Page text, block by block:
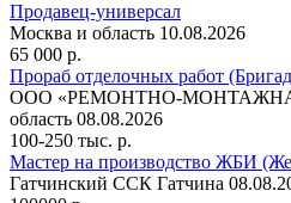
Продавец-универсал
Москва и область 10.08.2026
65 000 р.
Прораб отделочных работ
ООО «РЕМОНТНО-
область 08.08.2026
100-250 тыс. р.
Мастер на производство ЖБИ
Гатчинский ССК Гатчина